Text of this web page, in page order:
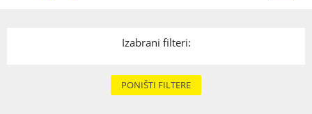
Izabrani filteri:
PONIŠTI FILTERE